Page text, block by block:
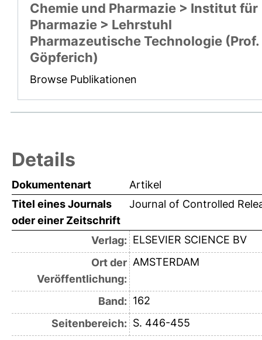
Chemie und Pharmazie > Institut für
Pharmazie > Lehrstuhl
Pharmazeutische Technologie (Prof.
Göpferich)
Browse Publikationen
Details
Dokumentenart
Artikel
Titel eines Journals
oder einer Zeitschrift
Journal of Controlled
Verlag: ELSEVIER SCIENCE BV
Ort der
Veröffentlichung:
AMSTERDAM
Band: 162
Seitenbereich: S. 446-455